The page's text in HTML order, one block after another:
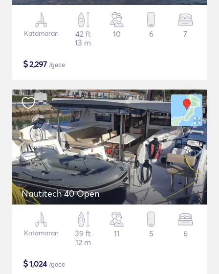
Katamaran
42 ft
13 m
10 6 7
$2,297 /gece
Nautitech 40 Open
Katamaran
39 ft
12 m
11 5 6
$1,024/gece